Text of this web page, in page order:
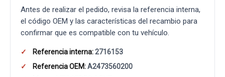
Antes de realizar el pedido, revisa la referencia interna,
el código OEM y las características del recambio para
confirmar que es compatible con tu vehículo.
Referencia interna:2716153
Referencia OEM:A2473560200